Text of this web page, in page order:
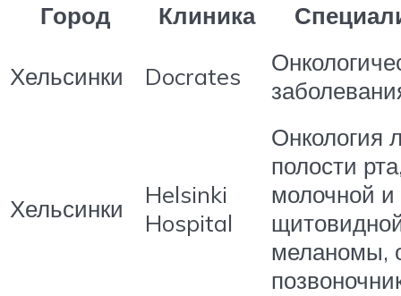
Город
Клиника
Хельсинки Docrates
Хельсинки
Helsinki
Hospital
Онкология
полости
молочной и
меланомы,